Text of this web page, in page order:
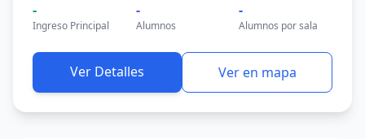
-
Ingreso Principal
-
Alumnos
-
Alumnos por sala
Ver Detalles Ver en mapa